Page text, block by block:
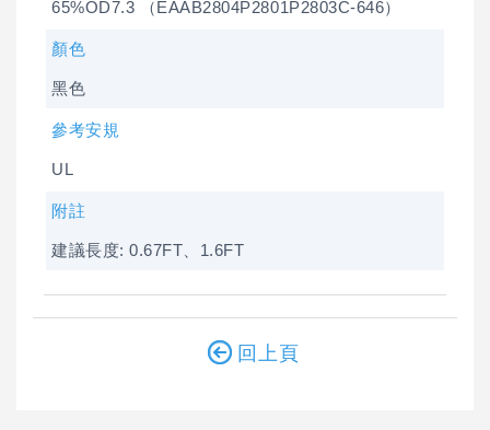
65%OD7.3 （EAAB2804P2801P2803C-646）
顏色
黑色
參考安規
UL
附註
建議長度: 0.67FT、1.6FT
回上頁